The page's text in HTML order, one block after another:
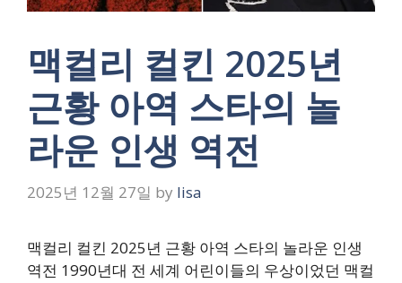
맥컬리 컬킨 2025년
근황 아역 스타의 놀
라운 인생 역전
2025년 12월 27일 by lisa
맥컬리 컬킨 2025년 근황 아역 스타의 놀라운 인생
역전 1990년대 전 세계 어린이들의 우상이었던 맥컬